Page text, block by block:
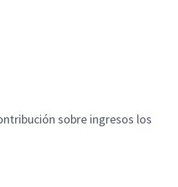
sobre ingresos los